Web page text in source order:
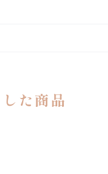
た商品